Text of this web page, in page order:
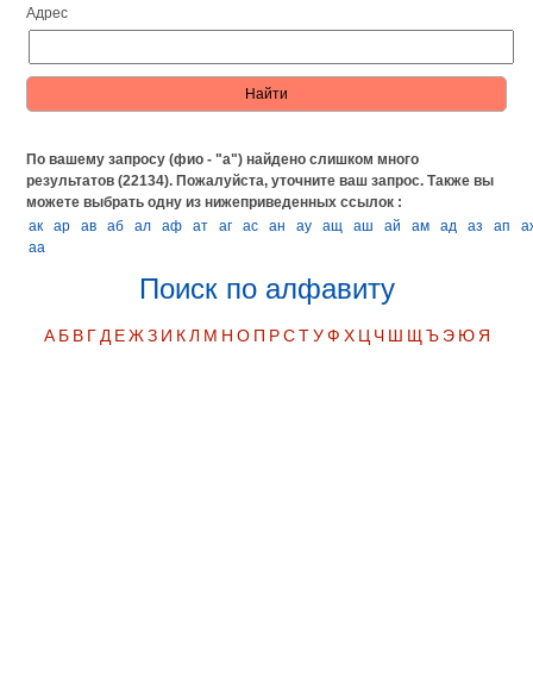
Адрес
По вашему запросу (фио - "а") найдено слишком много
результатов (22134). Пожалуйста, уточните ваш запрос.Также вы
можете выбрать одну из нижеприведенных ссылок :
ак
ар ав аб ал аф ат аг ас ан ау ащ аш ай ам ад аз ап
аа
Поиск по алфавиту
А Б В Г Д Е Ж З И К Л М Н О П Р С Т У Ф Х Ц Ч Ш Щ Ъ Э Ю Я